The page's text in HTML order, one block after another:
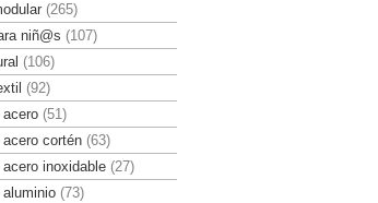
(265)
niñ@s (107)
(106)
(92)
(51)
cortén(63)
inoxidable(27)
(73)